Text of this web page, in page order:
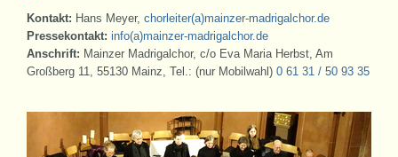
Kontakt: Hans Meyer, chorleiter(a)mainzer-madrigalchor.de
Pressekontakt: info(a)mainzer-madrigalchor.de
Anschrift: Mainzer Madrigalchor, c/o Eva Maria Herbst, Am
Großberg 11, 55130 Mainz, Tel.: (nur Mobilwahl) 0 61 31 / 50 93 35